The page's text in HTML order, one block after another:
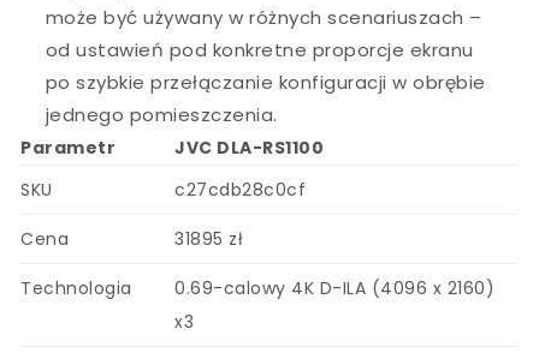
może być używany w różnych scenariuszach –
od ustawień pod konkretne proporcje ekranu
po szybkie przełączanie konfiguracji w obrębie
jednego pomieszczenia.
Parametr
JVC DLA-RS1100
SKU
c27cdb28c0cf
Cena 31895 zł
Technologia
0.69-calowy 4K D-ILA (4096 x 2160)
x3